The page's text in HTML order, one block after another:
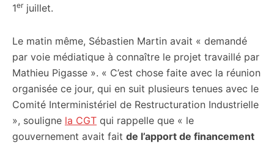
1er juillet.
Le matin même, Sébastien Martin avait « demandé
par voie médiatique à connaître le projet travaillé par
Mathieu Pigasse ». « C’est chose faite avec la réunion
organisée ce jour, qui en suit plusieurs tenues avec le
Comité Interministériel de Restructuration Industrielle
», souligne la CGT qui rappelle que « le
gouvernement avait fait de l’apport de financement